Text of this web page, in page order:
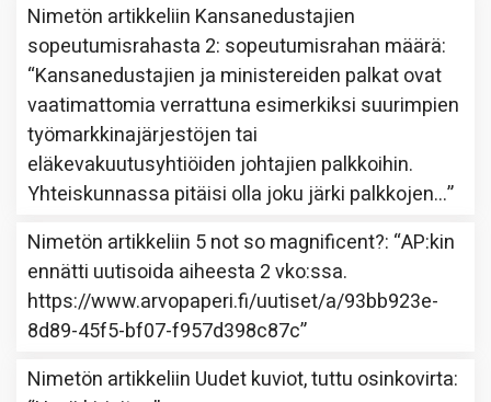
Nimetön artikkeliin Kansanedustajien
sopeutumisrahasta 2: sopeutumisrahan määrä:
“Kansanedustajien ja ministereiden palkat ovat
vaatimattomia verrattuna esimerkiksi suurimpien
työmarkkinajärjestöjen tai
eläkevakuutusyhtiöiden johtajien palkkoihin.
Yhteiskunnassa pitäisi olla joku järki palkkojen…”
Nimetön artikkeliin 5 not so magnificent?: “AP:kin
ennätti uutisoida aiheesta 2 vko:ssa.
https://www.arvopaperi.fi/uutiset/a/93bb923e-
8d89-45f5-bf07-f957d398c87c”
Nimetön artikkeliin Uudet kuviot, tuttu osinkovirta: